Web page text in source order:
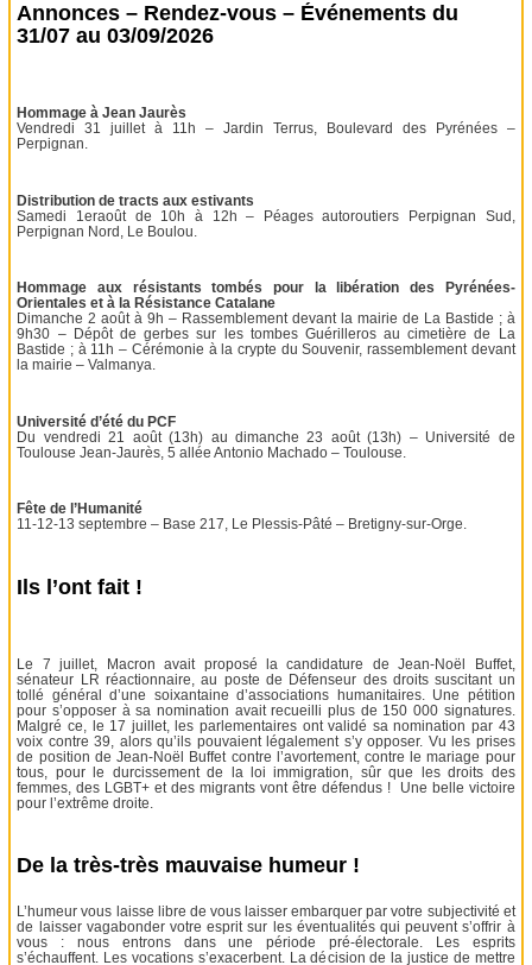
Annonces – Rendez-vous – Événements du
31/07 au 03/09/2026
Hommage à Jean Jaurès
Vendredi 31 juillet à 11h – Jardin Terrus, Boulevard des Pyrénées –
Perpignan.
Distribution de tracts aux estivants
Samedi 1eraoût de 10h à 12h – Péages autoroutiers Perpignan Sud,
Perpignan Nord, Le Boulou.
Hommage aux résistants tombés pour la libération des Pyrénées-
Orientales et à la Résistance Catalane
Dimanche 2 août à 9h – Rassemblement devant la mairie de La Bastide ; à
9h30 – Dépôt de gerbes sur les tombes Guérilleros au cimetière de La
Bastide ; à 11h – Cérémonie à la crypte du Souvenir, rassemblement devant
la mairie – Valmanya.
Université d’été du PCF
Du vendredi 21 août (13h) au dimanche 23 août (13h) – Université de
Toulouse Jean-Jaurès, 5 allée Antonio Machado – Toulouse.
Fête de l’Humanité
11-12-13 septembre – Base 217, Le Plessis-Pâté – Bretigny-sur-Orge.
Ils l’ont fait !
Le 7 juillet, Macron avait proposé la candidature de Jean-Noël Buffet,
sénateur LR réactionnaire, au poste de Défenseur des droits suscitant un
tollé général d’une soixantaine d’associations humanitaires. Une pétition
pour s’opposer à sa nomination avait recueilli plus de 150 000 signatures.
Malgré ce, le 17 juillet, les parlementaires ont validé sa nomination par 43
voix contre 39, alors qu’ils pouvaient légalement s’y opposer. Vu les prises
de position de Jean-Noël Buffet contre l’avortement, contre le mariage pour
tous, pour le durcissement de la loi immigration, sûr que les droits des
femmes, des LGBT+ et des migrants vont être défendus ! Une belle victoire
pour l’extrême droite.
De la très-très mauvaise humeur !
L’humeur vous laisse libre de vous laisser embarquer par votre subjectivité et
de laisser vagabonder votre esprit sur les éventualités qui peuvent s’offrir à
vous : nous entrons dans une période pré-électorale. Les esprits
s’échauffent. Les vocations s’exacerbent. La décision de la justice de mettre